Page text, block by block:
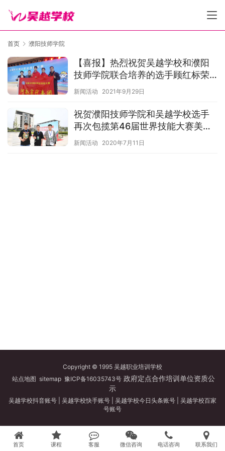
首页 濮阳技师学院
【喜报】热烈祝贺吴越学校和濮阳
技师学院联合培养的选手顾红标荣
获全国乡村振兴职业技能大赛美发
新闻活动 2021年9月29日
祝贺濮阳技师学院和吴越学校选手
再次包揽第46届世界技能大赛美发
项目河南省选拔赛前三名的好成
新闻活动 2020年7月11日
Copyright © 1995 吴越职业培训学校
站点地图 sitemap 豫ICP备16035743号政府定点合作培训单位资质公
示
吴越学校抖音账号 吴越学校快手账号 吴越学校今日头条账号
吴越学校百家
号账号
首页 课程 客服 微信咨询 电话咨询 联系我们